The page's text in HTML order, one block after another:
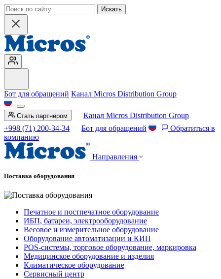
Искать
Бот для обращений Канал Micros Distribution Group
Стать партнёром
Канал Micros Distribution Group
+998 (71) 200-34-34
Бот для обращений
Обратиться в
компанию
Направления
Поставка оборудования
Печатное и постпечатное оборудование
ИБП, батареи, электрооборудование
Весовое и измерительное оборудование
Оборудование автоматизации и КИП
POS-системы, торговое оборудование, маркировка
Медицинское оборудование и изделия
Климатическое оборудование
Сервисный центр